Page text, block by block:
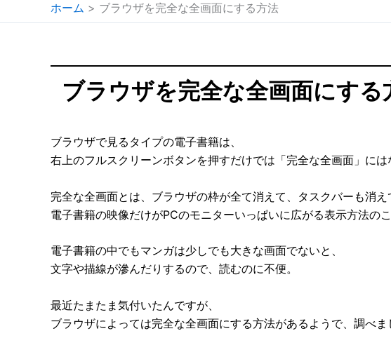
ホーム ブラウザを完全な全画面にする方法
ブラウザを完全な全画面にする
ブラウザで見るタイプの電子書籍は、
右上のフルスクリーンボタンを押すだけでは「完全な全画面」には
完全な全画面とは、ブラウザの枠が全て消えて、タスクバーも消え
電子書籍の映像だけがPCのモニターいっぱいに広がる表示方法のこ
電子書籍の中でもマンガは少しでも大きな画面でないと、
文字や描線が滲んだりするので、読むのに不便。
最近たまたま気付いたんですが、
ブラウザによっては完全な全画面にする方法があるようで、調べま